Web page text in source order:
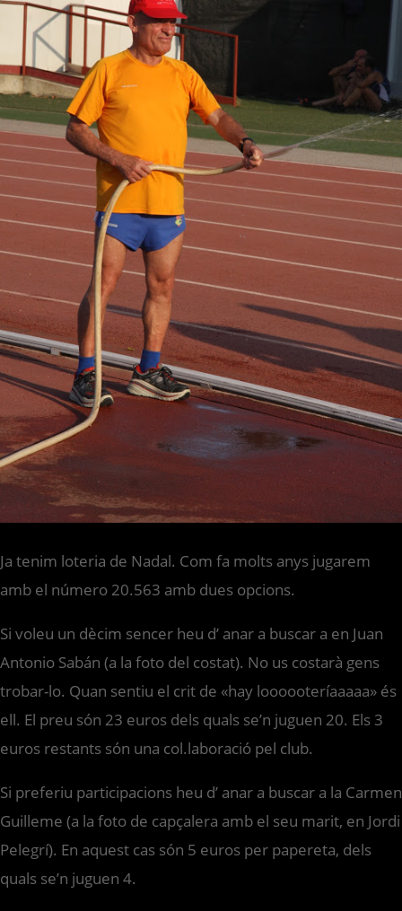
Ja tenim loteria de Nadal. Com fa molts anys jugarem
amb el número 20.563 amb dues opcions.
Si voleu un dècim sencer heu d’ anar a buscar a en Juan
Antonio Sabán (a la foto del costat). No us costarà gens
trobar-lo. Quan sentiu el crit de «hay loooooteríaaaaa» és
ell. El preu són 23 euros dels quals se’n juguen 20. Els 3
euros restants són una col.laboració pel club.
Si preferiu participacions heu d’ anar a buscar a la Carmen
Guilleme (a la foto de capçalera amb el seu marit, en Jordi
Pelegrí). En aquest cas són 5 euros per papereta, dels
quals se’n juguen 4.